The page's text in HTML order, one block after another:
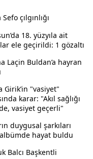
çılgınlığı
18. yüzyıla ait
ele geçirildi: 1 gözaltı
Laçin Buldan’a hayran
Girik’in "vasiyet"
karar: "Akıl sağlığı
vasiyet geçerli"
duygusal şarkıları
hayat buldu
Balcı Başkentli